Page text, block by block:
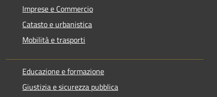
Imprese e Commercio
Catasto e urbanistica
Mobilità e trasporti
Educazione e formazione
Giustizia e sicurezza pubblica